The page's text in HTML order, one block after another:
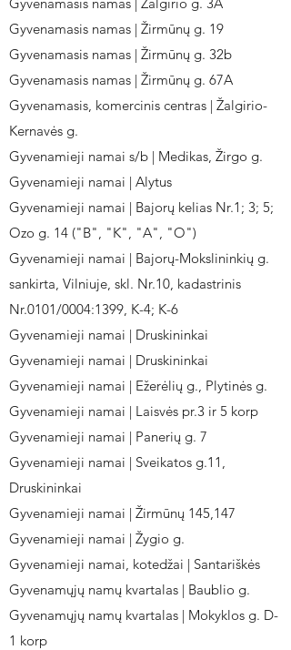
Gyvenamasis namas | Žirmūnų g. 19
Gyvenamasis namas | Žirmūnų g. 32b
Gyvenamasis namas | Žirmūnų g. 67A
Gyvenamasis, komercinis centras | Žalgirio-
Kernavės g.
Gyvenamieji namai s/b | Medikas, Žirgo g.
Gyvenamieji namai | Alytus
Gyvenamieji namai | Bajorų kelias Nr.1; 3; 5;
Ozo g. 14 ("B", "K", "A", "O")
Gyvenamieji namai | Bajorų-Mokslininkių g.
sankirta, Vilniuje, skl. Nr.10, kadastrinis
Nr.0101/0004:1399, K-4; K-6
Gyvenamieji namai | Druskininkai
Gyvenamieji namai | Druskininkai
Gyvenamieji namai | Ežerėlių g., Plytinės g.
Gyvenamieji namai | Laisvės pr.3 ir 5 korp
Gyvenamieji namai | Panerių g. 7
Gyvenamieji namai | Sveikatos g.11,
Druskininkai
Gyvenamieji namai | Žirmūnų 145,147
Gyvenamieji namai | Žygio g.
Gyvenamieji namai, kotedžai | Santariškės
Gyvenamųjų namų kvartalas | Baublio g.
Gyvenamųjų namų kvartalas | Mokyklos g. D-
1 korp